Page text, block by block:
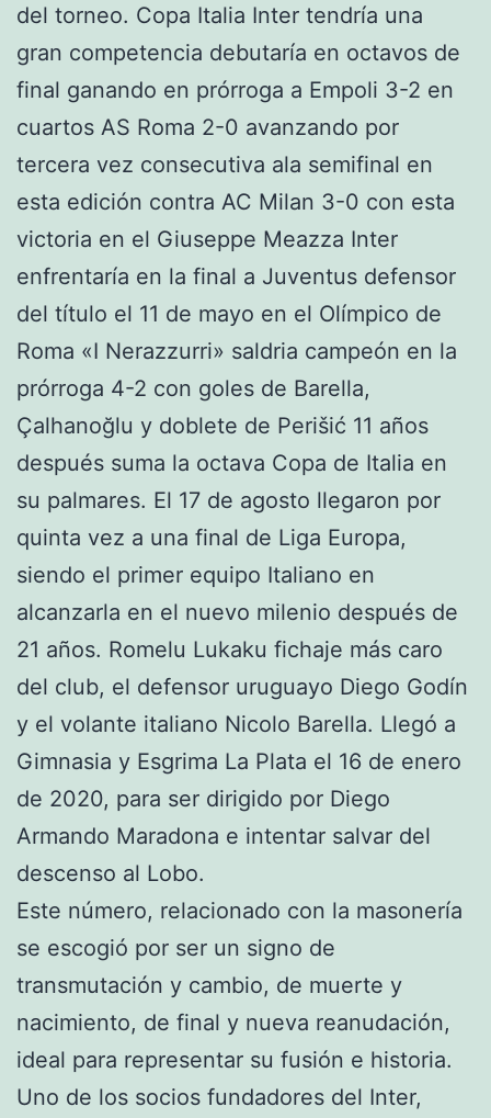
del torneo. Copa Italia Inter tendría una
gran competencia debutaría en octavos de
final ganando en prórroga a Empoli 3-2 en
cuartos AS Roma 2-0 avanzando por
tercera vez consecutiva ala semifinal en
esta edición contra AC Milan 3-0 con esta
victoria en el Giuseppe Meazza Inter
enfrentaría en la final a Juventus defensor
del título el 11 de mayo en el Olímpico de
Roma «I Nerazzurri» saldria campeón en la
prórroga 4-2 con goles de Barella,
Çalhanoğlu y doblete de Perišić 11 años
después suma la octava Copa de Italia en
su palmares. El 17 de agosto llegaron por
quinta vez a una final de Liga Europa,
siendo el primer equipo Italiano en
alcanzarla en el nuevo milenio después de
21 años. Romelu Lukaku fichaje más caro
del club, el defensor uruguayo Diego Godín
y el volante italiano Nicolo Barella. Llegó a
Gimnasia y Esgrima La Plata el 16 de enero
de 2020, para ser dirigido por Diego
Armando Maradona e intentar salvar del
descenso al Lobo.
Este número, relacionado con la masonería
se escogió por ser un signo de
transmutación y cambio, de muerte y
nacimiento, de final y nueva reanudación,
ideal para representar su fusión e historia.
Uno de los socios fundadores del Inter,